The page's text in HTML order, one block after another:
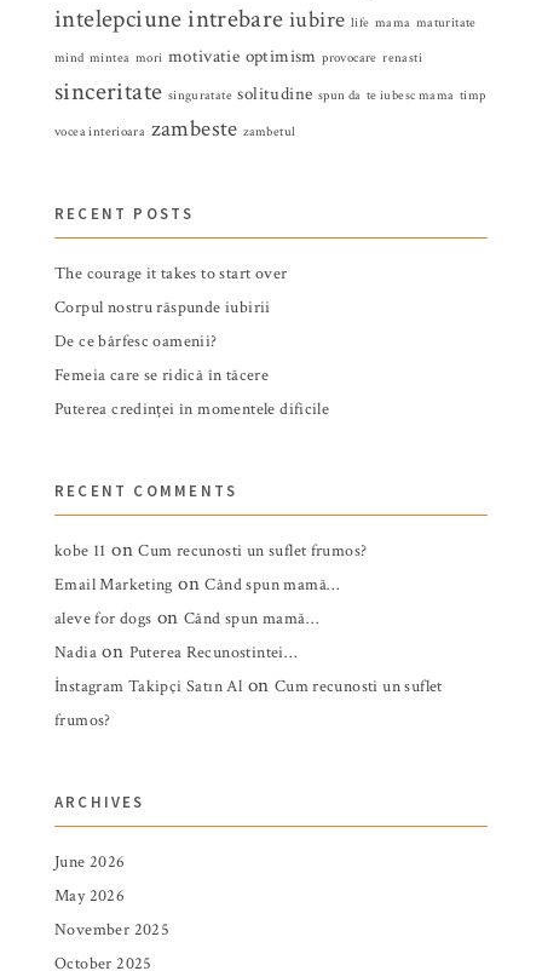
intelepciuneintrebare iubire life mama maturitate
mind mintea mori motivatie optimism provocare renasti
sinceritate singuratate solitudine spun da te iubesc mama timp
vocea interioara zambeste zambetul
RECENT POSTS
The courage it takes to start over
Corpul nostru răspunde iubirii
De ce bârfesc oamenii?
Femeia care se ridică în tăcere
Puterea credinței în momentele dificile
RECENT COMMENTS
kobe 11 onCum recunosti un suflet frumos?
Email Marketing onCând spun mamă…
aleve for dogs onCând spun mamă…
Nadiaon Puterea Recunostintei…
İnstagram Takipçi Satın Al on Cum recunosti un suflet
frumos?
ARCHIVES
June 2026
May 2026
November 2025
October 2025